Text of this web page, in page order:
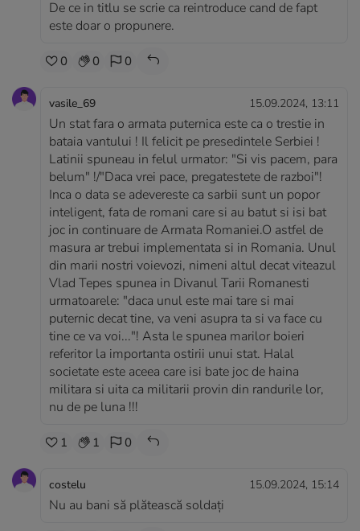
De ce in titlu se scrie ca reintroduce cand de fapt
este doar o propunere.
0 0 0
vasile_69 15.09.2024, 13:11
Un stat fara o armata puternica este ca o trestie in
bataia vantului ! Il felicit pe presedintele Serbiei !
Latinii spuneau in felul urmator: "Si vis pacem, para
belum" !/"Daca vrei pace, pregatestete de razboi"!
Inca o data se adevereste ca sarbii sunt un popor
inteligent, fata de romani care si au batut si isi bat
joc in continuare de Armata Romaniei.O astfel de
masura ar trebui implementata si in Romania. Unul
din marii nostri voievozi, nimeni altul decat viteazul
Vlad Tepes spunea in Divanul Tarii Romanesti
urmatoarele: "daca unul este mai tare si mai
puternic decat tine, va veni asupra ta si va face cu
tine ce va voi..."! Asta le spunea marilor boieri
referitor la importanta ostirii unui stat. Halal
societate este aceea care isi bate joc de haina
militara si uita ca militarii provin din randurile lor,
nu de pe luna !!!
1 1 0
costelu 15.09.2024, 15:14
Nu au bani să plătească soldați